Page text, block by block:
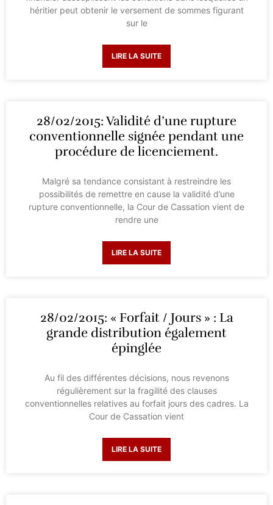
héritier peut obtenir le versement de sommes figurant
sur le
LIRE LA SUITE
28/02/2015: Validité d’une rupture
conventionnelle signée pendant une
procédure de licenciement.
Malgré sa tendance consistant à restreindre les
possibilités de remettre en cause la validité d’une
rupture conventionnelle, la Cour de Cassation vient de
rendre une
LIRE LA SUITE
28/02/2015: « Forfait / Jours » : La
grande distribution également
épinglée
Au fil des différentes décisions, nous revenons
régulièrement sur la fragilité des clauses
conventionnelles relatives au forfait jours des cadres. La
Cour de Cassation vient
LIRE LA SUITE